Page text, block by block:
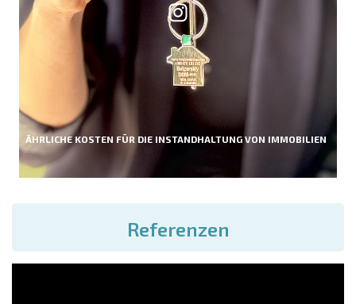
ÄHRLICHE KOSTEN FÜR DIE INSTANDHALTUNG VON IMMOBILIEN
Referenzen